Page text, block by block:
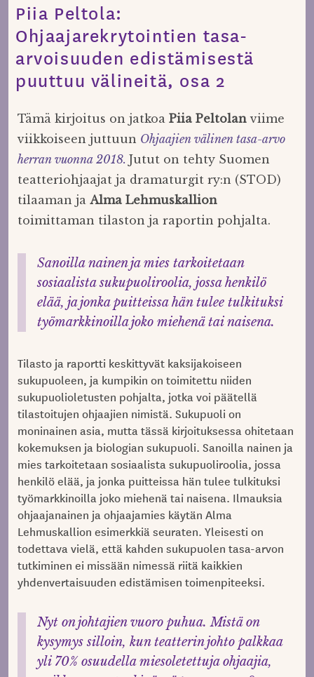
Piia Peltola:
Ohjaajarekrytointien tasa-
arvoisuuden edistämisestä
puuttuu välineitä, osa 2
Tämä kirjoitus on jatkoa Piia Peltolanviime
viikkoiseen juttuun Ohjaajien välinen tasa-arvo
herran vuonna 2018. Jutut on tehty Suomen
teatteriohjaajat ja dramaturgit ry:n (STOD)
tilaaman ja Alma Lehmuskallion
toimittaman tilaston ja raportin pohjalta.
Sanoilla nainen ja mies tarkoitetaan
sosiaalista sukupuoliroolia, jossa henkilö
elää, ja jonka puitteissa hän tulee tulkituksi
työmarkkinoilla joko miehenä tai naisena.
Tilasto ja raportti keskittyvät kaksijakoiseen
sukupuoleen, ja kumpikin on toimitettu niiden
sukupuolioletusten pohjalta, jotka voi päätellä
tilastoitujen ohjaajien nimistä. Sukupuoli on
moninainen asia, mutta tässä kirjoituksessa ohitetaan
kokemuksen ja biologian sukupuoli. Sanoilla nainen ja
mies tarkoitetaan sosiaalista sukupuoliroolia, jossa
henkilö elää, ja jonka puitteissa hän tulee tulkituksi
työmarkkinoilla joko miehenä tai naisena. Ilmauksia
ohjaajanainen ja ohjaajamies käytän Alma
Lehmuskallion esimerkkiä seuraten. Yleisesti on
todettava vielä, että kahden sukupuolen tasa-arvon
tutkiminen ei missään nimessä riitä kaikkien
yhdenvertaisuuden edistämisen toimenpiteeksi.
Nyt on johtajien vuoro puhua. Mistä on
kysymys silloin, kun teatterin johto palkkaa
yli 70% osuudella miesoletettuja ohjaajia,